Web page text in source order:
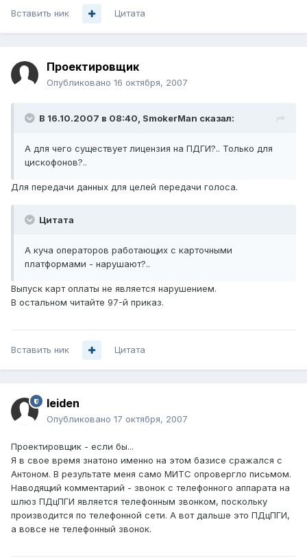
Вставить ник Цитата
Проектировщик
Опубликовано 16 октября, 2007
В 16.10.2007 в 08:40, SmokerMan сказал:
А для чего существует лицензия на ПДГИ?.. Только для
цискофонов?..
Для передачи данных для целей передачи голоса.
Цитата
А куча операторов работающих с карточными
платформами - нарушают?..
Выпуск карт оплаты не является нарушением.
В остальном читайте 97-й приказ.
Вставить ник Цитата
leiden
Опубликовано 17 октября, 2007
Проектировщик - если бы...
Я в свое время знатоно именно на этом базисе сражался с
Антоном. В результате меня само МИТС опровергло письмом.
Наводящий комментарий - звонок с телефонного аппарата на
шлюз ПДцПГИ является телефонным звонком, поскольку
производится по телефонной сети. А вот дальше это ПДцПГИ,
а вовсе не телефонный звонок.